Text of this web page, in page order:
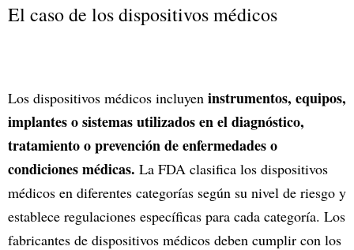
El caso de los dispositivos médicos
Los dispositivos médicos incluyen instrumentos, equipos,
implantes o sistemas utilizados en el diagnóstico,
tratamiento o prevención de enfermedades o
condiciones médicas. La FDA clasifica los dispositivos
médicos en diferentes categorías según su nivel de riesgo y
establece regulaciones específicas para cada categoría. Los
fabricantes de dispositivos médicos deben cumplir con los